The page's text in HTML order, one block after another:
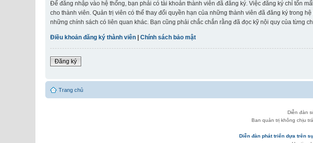
Để đăng nhập vào hệ thống, bạn phải có tài khoản thành viên đã đăng ký. Việc đăng ký chỉ tốn
cho thành viên. Quản trị viên có thể thay đổi quyền hạn của những thành viên đã đăng ký trong
những chính sách có liên quan khác. Bạn cũng phải chắc chắn rằng đã đọc kỹ nội quy của từng
Điều khoản đăng ký thành viên Chính sách bảo mật
Đăng ký
Trang chủ
Diễn đàn
Ban quản trị không chịu
Diễn đàn phát triển dựa trên